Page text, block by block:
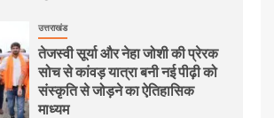
उत्तराखंड
तेजस्वी सूर्या और नेहा जोशी की प्रेरक
सोच से कांवड़ यात्रा बनी नई पीढ़ी को
संस्कृति से जोड़ने का ऐतिहासिक
माध्यम